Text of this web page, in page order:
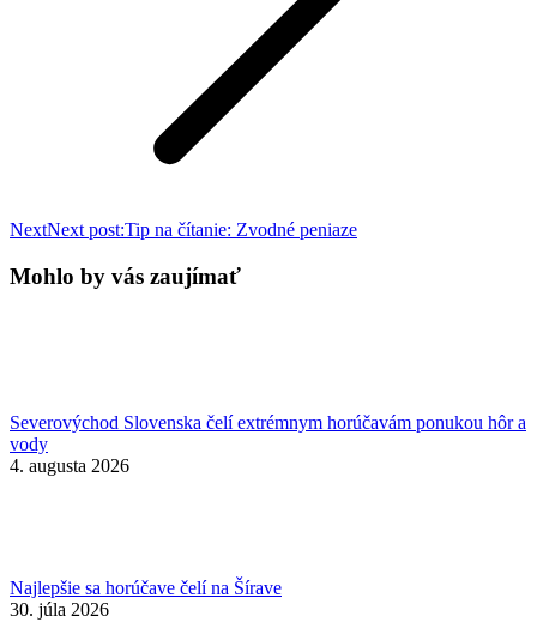
NextNext post:Tip na čítanie: Zvodné peniaze
Mohlo by vás zaujímať
Severovýchod Slovenska čelí extrémnym horúčavám ponukou hôr a
vody
4. augusta 2026
Najlepšie sa horúčave čelí na Šírave
30. júla 2026